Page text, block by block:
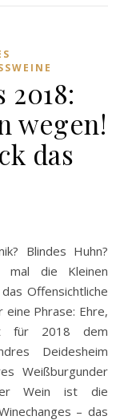
2018:
wegen!
das
mal die Kleinen
Offensichtliche
eine Phrase: Ehre,
für 2018 dem
Deidesheim
Weißburgunder
Wein ist die
– das